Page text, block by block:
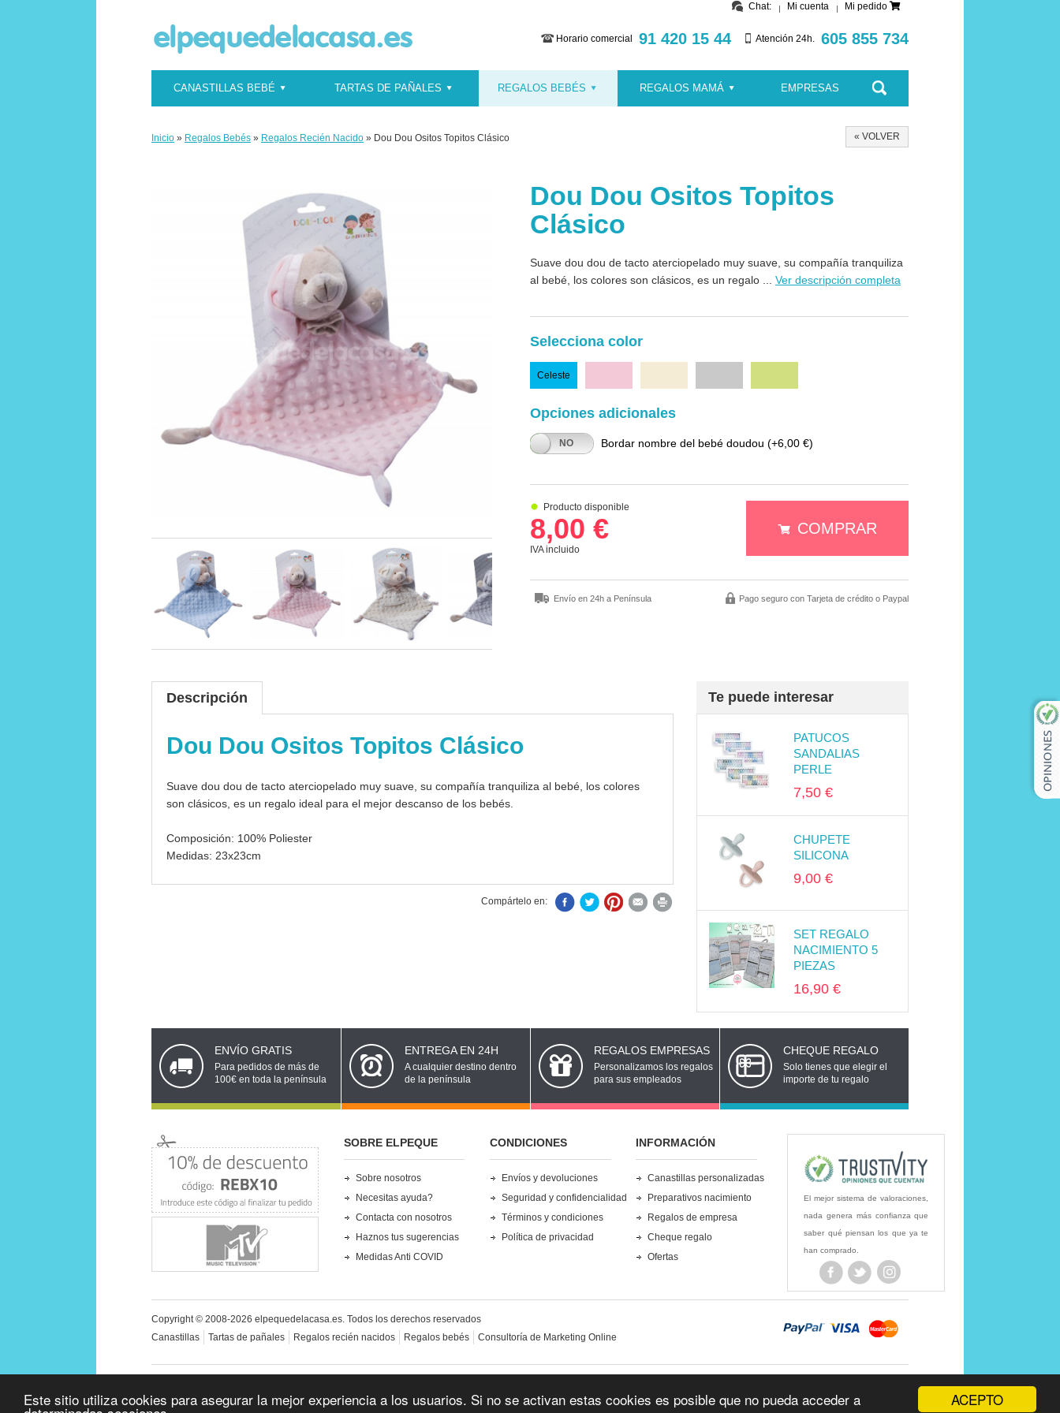
ACEPTO
Este sitio utiliza cookies para asegurar la mejor experiencia a los usuarios. Si no se activan estas cookies es posible que no pueda acceder a
Chat: Mi cuenta Mi pedido
Horario comercial 91 420 15 44 Atención 24h. 605 855 734
CANASTILLAS BEBÉ TARTAS DE PAÑALES REGALOS BEBÉS REGALOS MAMÁ EMPRESAS
« VOLVER
Inicio » Regalos Bebés » Regalos Recién Nacido » Dou Dou Ositos Topitos Clásico
Dou Dou Ositos Topitos
Clásico
Suave dou dou de tacto aterciopelado muy suave, su compañía tranquiliza
al bebé, los colores son clásicos, es un regalo ...
Ver descripción completa
Selecciona color
Celeste
Opciones adicionales
NO Bordar nombre del bebé doudou (+6,00 €)
Producto disponible
8,00 €
IVA incluido
COMPRAR
Envío en 24h a Península Pago seguro con Tarjeta de crédito o Paypal
Descripción
Dou Dou Ositos Topitos Clásico
Suave dou dou de tacto aterciopelado muy suave, su compañía tranquiliza al bebé, los colores
son clásicos, es un regalo ideal para el mejor descanso de los bebés.
Composición: 100% Poliester
Medidas: 23x23cm
Compártelo en:
Te puede interesar
PATUCOS
SANDALIAS
PERLE
7,50 €
CHUPETE
SILICONA
9,00 €
SET REGALO
NACIMIENTO 5
PIEZAS
16,90 €
ENVÍO GRATIS
Para pedidos de más de
100€ en toda la península
ENTREGA EN 24H
A cualquier destino dentro
de la península
REGALOS EMPRESAS
Personalizamos los regalos
para sus empleados
CHEQUE REGALO
Solo tienes que elegir el
importe de tu regalo
SOBRE ELPEQUE
Sobre nosotros
Necesitas ayuda?
Contacta con nosotros
Haznos tus sugerencias
Medidas Anti COVID
CONDICIONES
Envíos y devoluciones
Seguridad y confidencialidad
Términos y condiciones
Política de privacidad
INFORMACIÓN
Canastillas personalizadas
Preparativos nacimiento
Regalos de empresa
Cheque regalo
Ofertas
El mejor sistema de valoraciones,
nada genera más confianza que
saber qué piensan los que ya te
han comprado.
Copyright © 2008-2026 elpequedelacasa.es. Todos los derechos reservados
Canastillas
Tartas de pañales Regalos recién nacidos Regalos bebés Consultoría de Marketing Online